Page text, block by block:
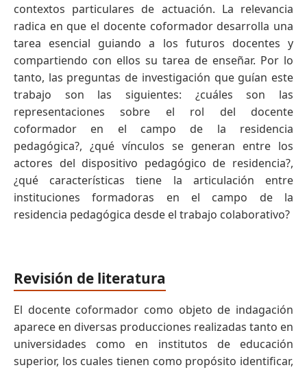
contextos particulares de actuación. La relevancia
radica en que el docente coformador desarrolla una
tarea esencial guiando a los futuros docentes y
compartiendo con ellos su tarea de enseñar. Por lo
tanto, las preguntas de investigación que guían este
trabajo son las siguientes: ¿cuáles son las
representaciones sobre el rol del docente
coformador en el campo de la residencia
pedagógica?, ¿qué vínculos se generan entre los
actores del dispositivo pedagógico de residencia?,
¿qué características tiene la articulación entre
instituciones formadoras en el campo de la
residencia pedagógica desde el trabajo colaborativo?
Revisión de literatura
El docente coformador como objeto de indagación
aparece en diversas producciones realizadas tanto en
universidades como en institutos de educación
superior, los cuales tienen como propósito identificar,